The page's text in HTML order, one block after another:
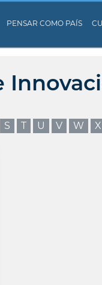
PENSAR COMO PAÍS
S T U V W X